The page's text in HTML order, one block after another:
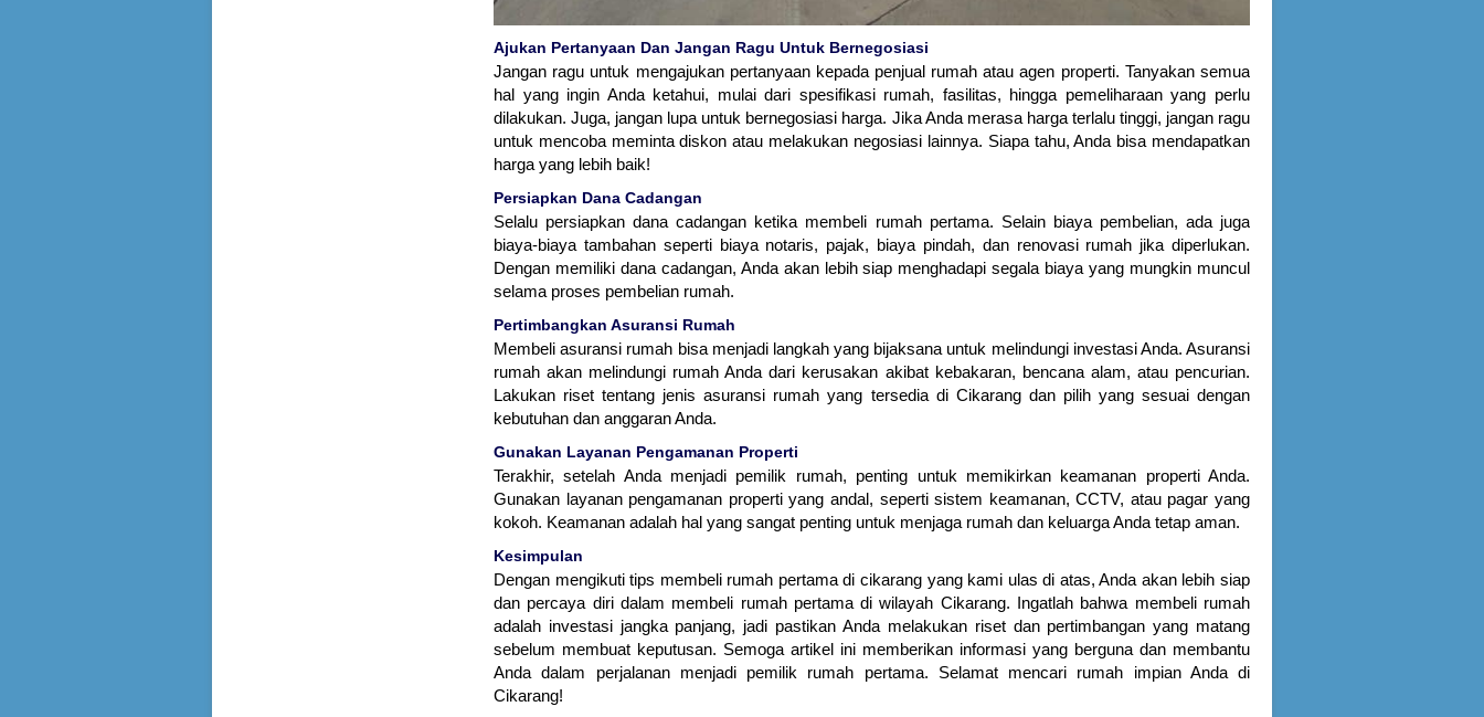
Ajukan Pertanyaan Dan Jangan Ragu Untuk Bernegosiasi
Jangan ragu untuk mengajukan pertanyaan kepada penjual rumah atau agen properti. Tanyakan semua
hal yang ingin Anda ketahui, mulai dari spesifikasi rumah, fasilitas, hingga pemeliharaan yang perlu
dilakukan. Juga, jangan lupa untuk bernegosiasi harga. Jika Anda merasa harga terlalu tinggi, jangan ragu
untuk mencoba meminta diskon atau melakukan negosiasi lainnya. Siapa tahu, Anda bisa mendapatkan
harga yang lebih baik!
Persiapkan Dana Cadangan
Selalu persiapkan dana cadangan ketika membeli rumah pertama. Selain biaya pembelian, ada juga
biaya-biaya tambahan seperti biaya notaris, pajak, biaya pindah, dan renovasi rumah jika diperlukan.
Dengan memiliki dana cadangan, Anda akan lebih siap menghadapi segala biaya yang mungkin muncul
selama proses pembelian rumah.
Pertimbangkan Asuransi Rumah
Membeli asuransi rumah bisa menjadi langkah yang bijaksana untuk melindungi investasi Anda. Asuransi
rumah akan melindungi rumah Anda dari kerusakan akibat kebakaran, bencana alam, atau pencurian.
Lakukan riset tentang jenis asuransi rumah yang tersedia di Cikarang dan pilih yang sesuai dengan
kebutuhan dan anggaran Anda.
Gunakan Layanan Pengamanan Properti
Terakhir, setelah Anda menjadi pemilik rumah, penting untuk memikirkan keamanan properti Anda.
Gunakan layanan pengamanan properti yang andal, seperti sistem keamanan, CCTV, atau pagar yang
kokoh. Keamanan adalah hal yang sangat penting untuk menjaga rumah dan keluarga Anda tetap aman.
Kesimpulan
Dengan mengikuti tips membeli rumah pertama di cikarang yang kami ulas di atas, Anda akan lebih siap
dan percaya diri dalam membeli rumah pertama di wilayah Cikarang. Ingatlah bahwa membeli rumah
adalah investasi jangka panjang, jadi pastikan Anda melakukan riset dan pertimbangan yang matang
sebelum membuat keputusan. Semoga artikel ini memberikan informasi yang berguna dan membantu
Anda dalam perjalanan menjadi pemilik rumah pertama. Selamat mencari rumah impian Anda di
Cikarang!